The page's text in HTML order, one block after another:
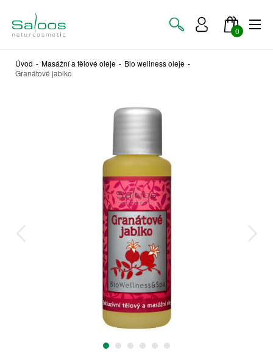
0
Úvod - Masážní a tělové oleje - Bio wellness oleje -
Granátové jablko